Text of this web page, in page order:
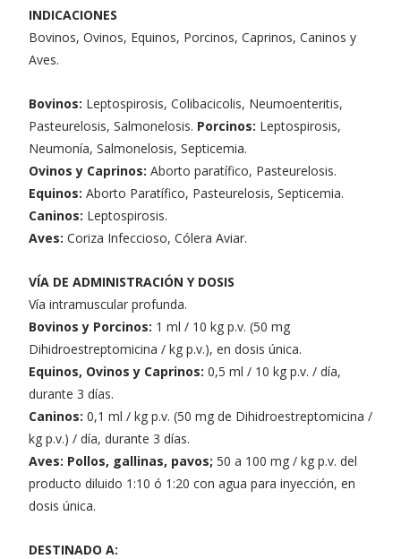
INDICACIONES
Bovinos, Ovinos, Equinos, Porcinos, Caprinos, Caninos y
Aves.
Bovinos: Leptospirosis, Colibacicolis, Neumoenteritis,
Pasteurelosis, Salmonelosis. Porcinos: Leptospirosis,
Neumonía, Salmonelosis, Septicemia.
Ovinos y Caprinos: Aborto paratífico, Pasteurelosis.
Equinos: Aborto Paratífico, Pasteurelosis, Septicemia.
Caninos: Leptospirosis.
Aves: Coriza Infeccioso, Cólera Aviar.
VÍA DE ADMINISTRACIÓN Y DOSIS
Vía intramuscular profunda.
Bovinos y Porcinos: 1 ml / 10 kg p.v. (50 mg
Dihidroestreptomicina / kg p.v.), en dosis única.
Equinos, Ovinos y Caprinos: 0,5 ml / 10 kg p.v. / día,
durante 3 días.
Caninos: 0,1 ml / kg p.v. (50 mg de Dihidroestreptomicina /
kg p.v.) / día, durante 3 días.
Aves: Pollos, gallinas, pavos; 50 a 100 mg / kg p.v. del
producto diluido 1:10 ó 1:20 con agua para inyección, en
dosis única.
DESTINADO A: